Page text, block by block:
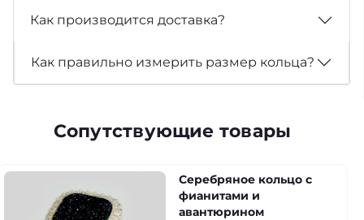
Как производится доставка?
Как правильно измерить размер кольца?
Сопутствующие товары
Серебряное кольцо с
фианитами и
авантюрином